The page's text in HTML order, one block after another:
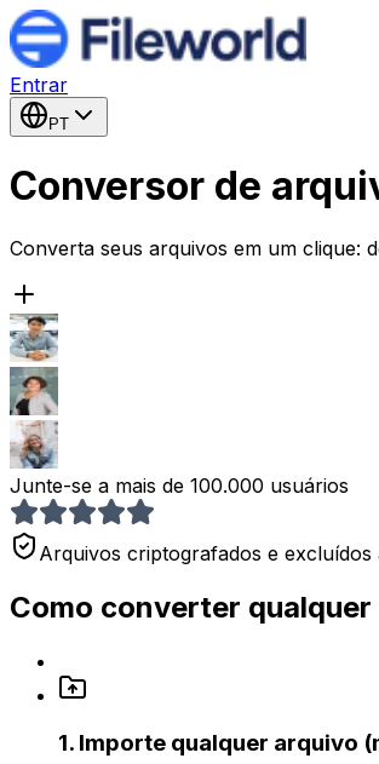
Entrar
PT
Conversor de
Converta seus arquivos em um clique:
Junte-se a mais de 100.000 usuários
Arquivos criptografados e
Como converter qualquer
1. Importe qualquer arquivo